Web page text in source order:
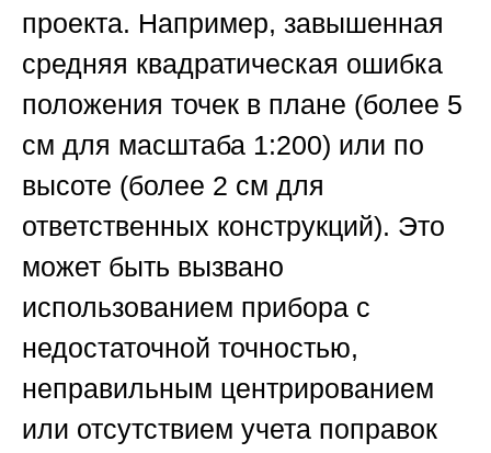
проекта. Например, завышенная
средняя квадратическая ошибка
положения точек в плане (более 5
см для масштаба 1:200) или по
высоте (более 2 см для
ответственных конструкций). Это
может быть вызвано
использованием прибора с
недостаточной точностью,
неправильным центрированием
или отсутствием учета поправок